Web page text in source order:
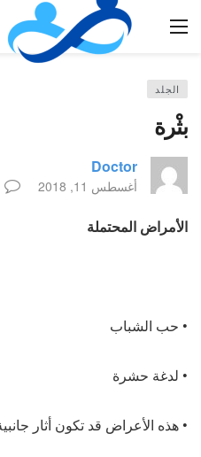
الجلد
بثْرة
Doctor
أغسطس 11, 2018
الأمراض المحتملة
• حب الشباب
• لدغة حشرة
• هذه الأعراض قد تكون أثار